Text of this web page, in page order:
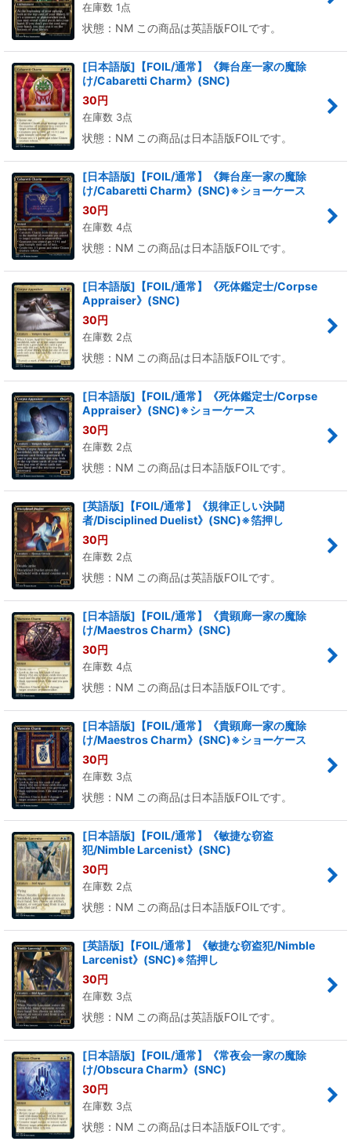
在庫数 1点
状態：NM この商品は英語版FOILです。
[日本語版]【FOIL/通常】《舞台座一家の魔除
け/Cabaretti Charm》(SNC)
30円
在庫数 3点
状態：NM この商品は日本語版FOILです。
[日本語版]【FOIL/通常】《舞台座一家の魔除
け/Cabaretti Charm》(SNC)※ショーケース
30円
在庫数 4点
状態：NM この商品は日本語版FOILです。
[日本語版]【FOIL/通常】《死体鑑定士/Corpse
Appraiser》(SNC)
30円
在庫数 2点
状態：NM この商品は日本語版FOILです。
[日本語版]【FOIL/通常】《死体鑑定士/Corpse
Appraiser》(SNC)※ショーケース
30円
在庫数 2点
状態：NM この商品は日本語版FOILです。
[英語版]【FOIL/通常】《規律正しい決闘
者/Disciplined Duelist》(SNC)※箔押し
30円
在庫数 2点
状態：NM この商品は英語版FOILです。
[日本語版]【FOIL/通常】《貴顕廊一家の魔除
け/Maestros Charm》(SNC)
30円
在庫数 4点
状態：NM この商品は日本語版FOILです。
[日本語版]【FOIL/通常】《貴顕廊一家の魔除
け/Maestros Charm》(SNC)※ショーケース
30円
在庫数 3点
状態：NM この商品は日本語版FOILです。
[日本語版]【FOIL/通常】《敏捷な窃盗
犯/Nimble Larcenist》(SNC)
30円
在庫数 2点
状態：NM この商品は日本語版FOILです。
[英語版]【FOIL/通常】《敏捷な窃盗犯/Nimble
Larcenist》(SNC)※箔押し
30円
在庫数 3点
状態：NM この商品は英語版FOILです。
[日本語版]【FOIL/通常】《常夜会一家の魔除
け/Obscura Charm》(SNC)
30円
在庫数 3点
状態：NM この商品は日本語版FOILです。